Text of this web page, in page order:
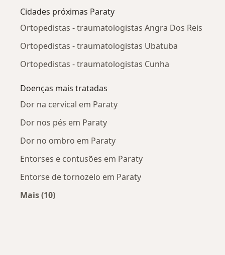
Cidades próximas Paraty
Ortopedistas - traumatologistas Angra Dos Reis
Ortopedistas - traumatologistas Ubatuba
Ortopedistas - traumatologistas Cunha
Doenças mais tratadas
Dor na cervical em Paraty
Dor nos pés em Paraty
Dor no ombro em Paraty
Entorses e contusões em Paraty
Entorse de tornozelo em Paraty
Mais (10)